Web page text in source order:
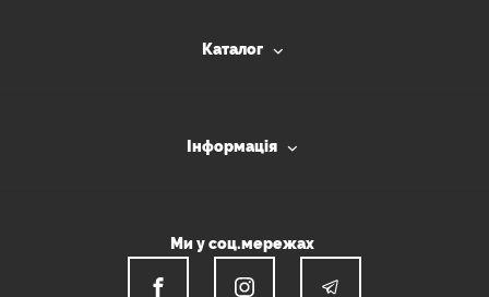
Каталог
Інформація
Ми у соц.мережах